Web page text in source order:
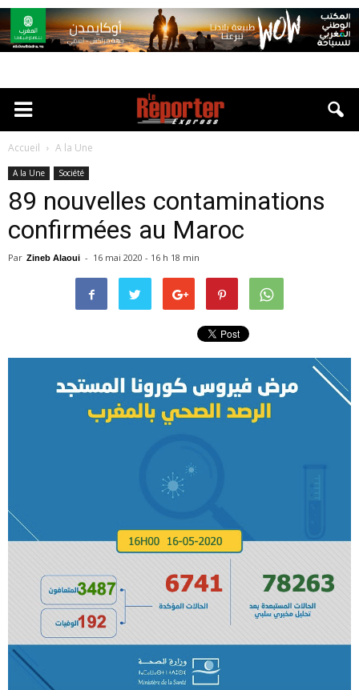
Accueil A la Une
A la Une Société
89 nouvelles contaminations
confirmées au Maroc
Par Zineb Alaoui - 16 mai 2020 - 16 h 18 min